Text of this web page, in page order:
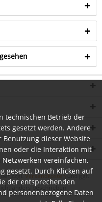
zzgl.Versandkostenund ggf.
anders beschrieben
technischen Betrieb der
gesetzt werden. Andere
Benutzung dieser Website
oder die Interaktion mit
vereinfachen,
gesetzt. Durch Klicken auf
der entsprechenden
personenbezogene Daten